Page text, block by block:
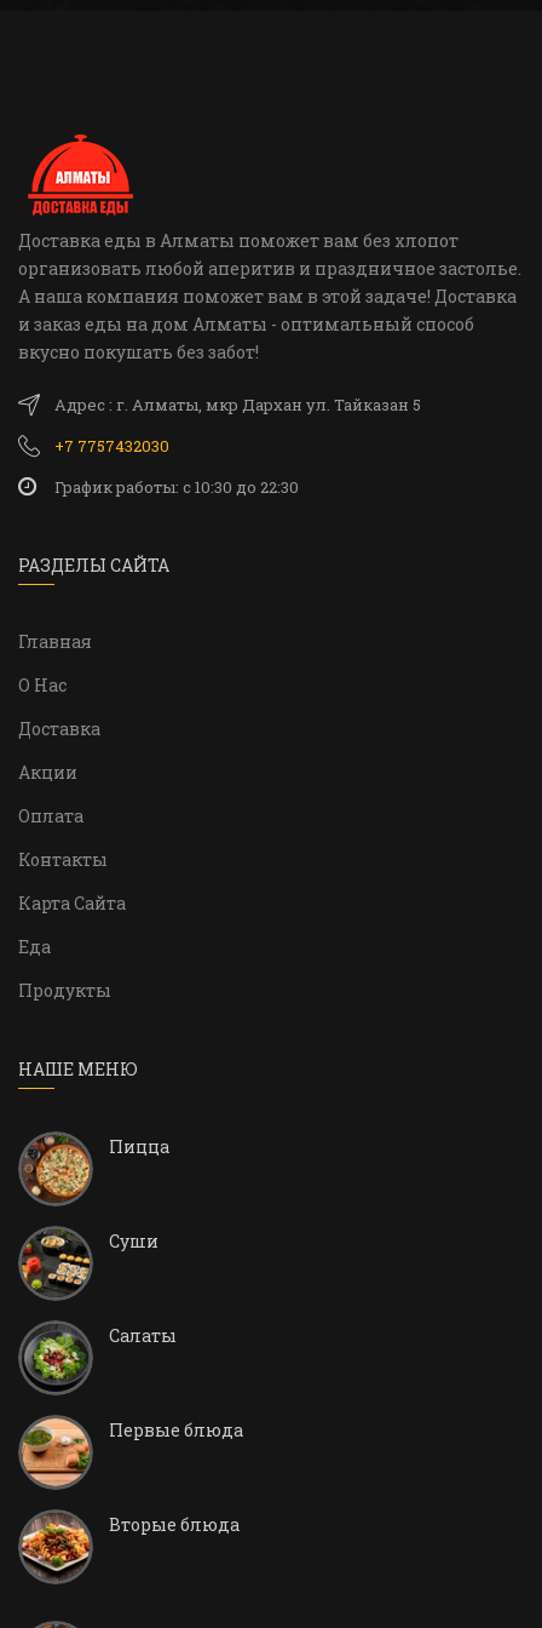
Доставка еды в Алматы поможет вам без хлопот
организовать любой аперитив и праздничное застолье.
А наша компания поможет вам в этой задаче! Доставка
и заказ еды на дом Алматы - оптимальный способ
вкусно покушать без забот!
Адрес : г. Алматы, мкр Дархан ул. Тайказан 5
+7 7757432030
График работы: c 10:30 до 22:30
РАЗДЕЛЫ САЙТА
Главная
О Нас
Доставка
Акции
Оплата
Контакты
Карта Сайта
Еда
Продукты
НАШЕ МЕНЮ
Пицца
Суши
Салаты
Первые блюда
Вторые блюда